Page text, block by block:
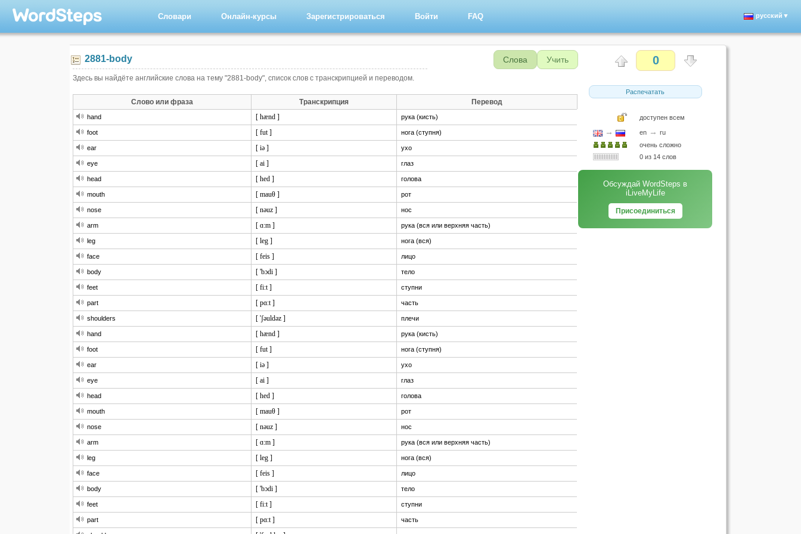
Словари Онлайн-курсы Зарегистрироваться Войти FAQ русский▼
2881-body Слова Учить
Здесь вы найдёте английские слова на тему "2881-body", список слов с транскрипцией и переводом.
Слово или фраза Транскрипция Перевод
hand [ hænd ] рука (кисть)
foot [ fut ] нога (ступня)
ear [ iə ] ухо
eye [ ai ] глаз
head [ hed ] голова
mouth [ mauθ ] рот
nose [ nəuz ] нос
arm [ ɑ:m ] рука (вся или верхняя часть)
leg [ leg ] нога (вся)
face [ feis ] лицо
body [ 'bɔdi ] тело
feet [ fi:t ] ступни
part [ pɑ:t ] часть
shoulders [ 'ʃəuldəz ] плечи
hand [ hænd ] рука (кисть)
foot [ fut ] нога (ступня)
ear [ iə ] ухо
eye [ ai ] глаз
head [ hed ] голова
mouth [ mauθ ] рот
nose [ nəuz ] нос
arm [ ɑ:m ] рука (вся или верхняя часть)
leg [ leg ] нога (вся)
face [ feis ] лицо
body [ 'bɔdi ] тело
feet [ fi:t ] ступни
part [ pɑ:t ] часть
0
Распечатать
доступен всем
→ en → ru
очень сложно
0 из 14 слов
Обсуждай WordSteps в
iLiveMyLife
Присоединиться